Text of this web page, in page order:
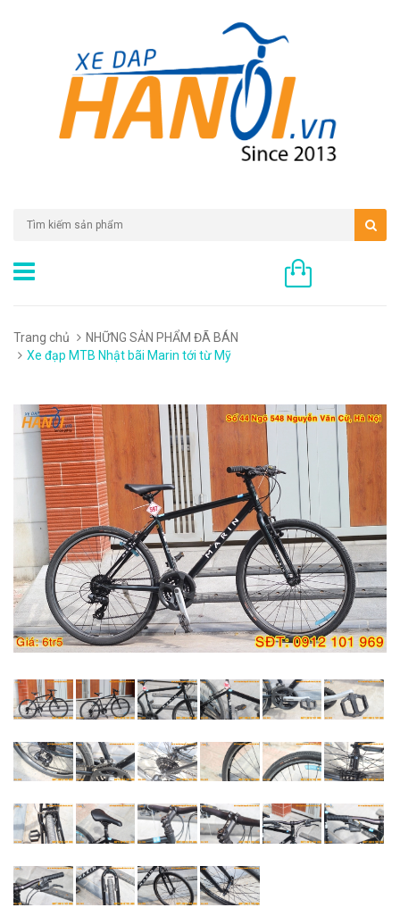
Trang chủ
NHỮNG SẢN PHẨM ĐÃ BÁN
Xe đạp MTB Nhật bãi Marin tới từ Mỹ